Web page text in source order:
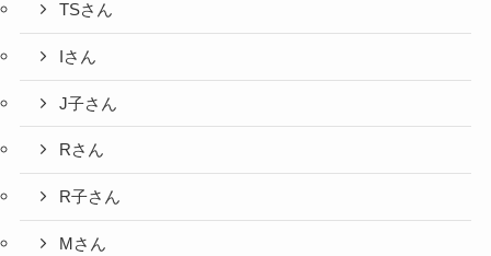
TSさん
Iさん
J子さん
Rさん
R子さん
Mさん